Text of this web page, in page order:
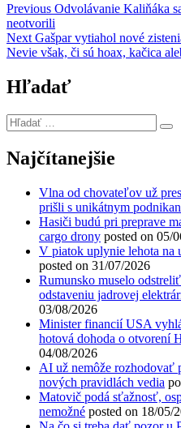
Navigácia
v
článku
Previous Previous
post:
Odvolávanie Kaliňáka
neotvorili
Next Next
post:
Gašpar vytiahol nové
Nevie však, či sú hoax, kačica
Hľadať
Hľadať
…
Najčítanejšie
Vlna od chovateľov už
prišli s unikátnym
Hasiči budú pri preprave
cargo drony posted on 05/
V piatok uplynie lehota na
posted on 31/07/2026
Rumunsko muselo
odstaveniu jadrovej
03/08/2026
Minister financií USA
hotová dohoda o otvorení
04/08/2026
AI už nemôže rozhodovať
nových pravidlách vedia
Matovič podá sťažnosť,
nemožné posted on 18/05/